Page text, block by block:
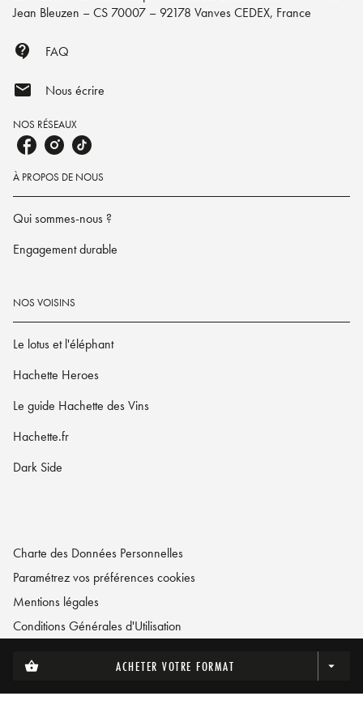
shopping_basket ACHETER VOTRE FORMAT arrow_drop_down
Jean Bleuzen – CS 70007 – 92178 Vanves CEDEX, France
contact_support FAQ
mail Nous écrire
NOS RÉSEAUX
À PROPOS DE NOUS
Qui sommes-nous ?
Engagement durable
NOS VOISINS
Le lotus et l'éléphant
Hachette Heroes
Le guide Hachette des Vins
Hachette.fr
Dark Side
Charte des Données Personnelles
Paramétrez vos préférences cookies
Mentions légales
Conditions Générales d'Utilisation